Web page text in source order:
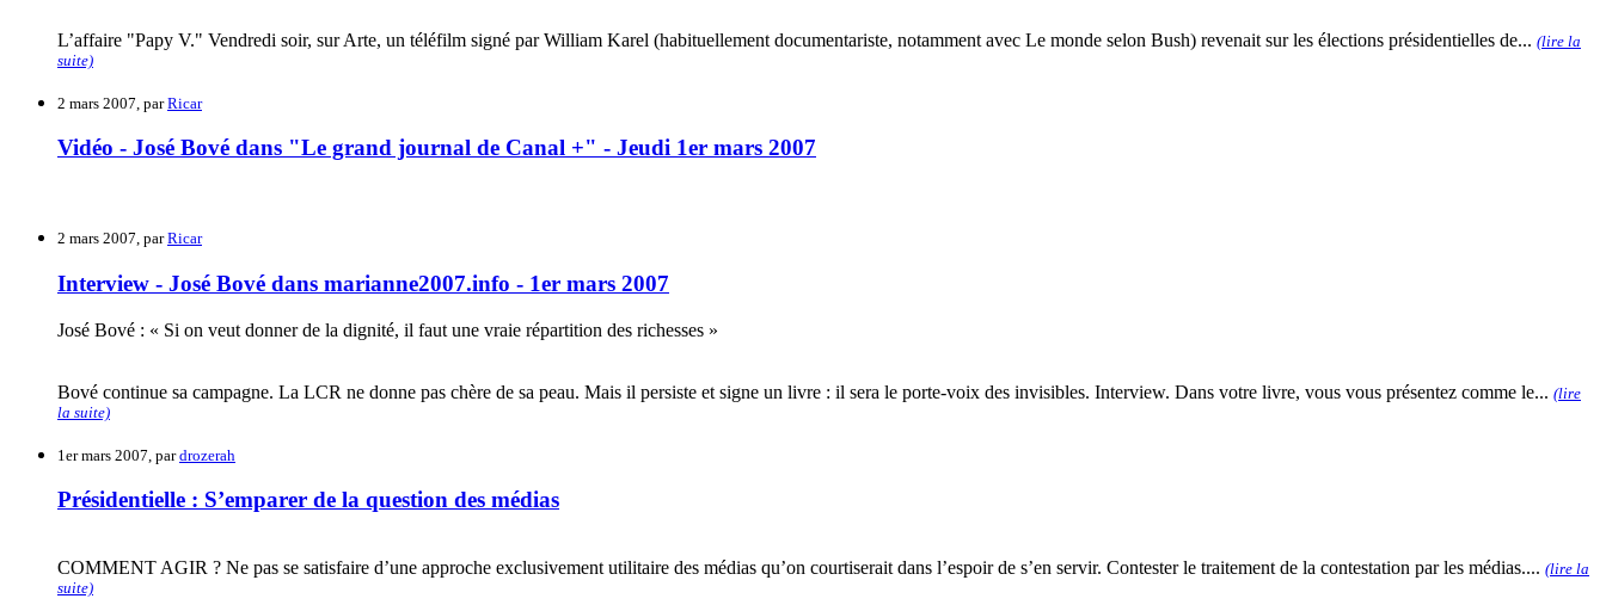
L’affaire "Papy V." Vendredi soir, sur Arte, un téléfilm signé par William Karel (habituellement documentariste, notamment avec Le monde selon Bush) revenait sur les élections présidentielles de... (lire la
suite)
2 mars 2007, parRicar
Vidéo - José Bové dans "Le grand journal de Canal +" - Jeudi 1er mars 2007
2 mars 2007, parRicar
Interview - José Bové dans marianne2007.info - 1er mars 2007
José Bové : « Si on veut donner de la dignité, il faut une vraie répartition des richesses »
Bové continue sa campagne. La LCR ne donne pas chère de sa peau. Mais il persiste et signe un livre : il sera le porte-voix des invisibles. Interview. Dans votre livre, vous vous présentez comme le... (lire
la suite)
1er mars 2007, pardrozerah
Présidentielle : S’emparer de la question des médias
COMMENT AGIR ? Ne pas se satisfaire d’une approche exclusivement utilitaire des médias qu’on courtiserait dans l’espoir de s’en servir. Contester le traitement de la contestation par les médias.... (lire la
suite)